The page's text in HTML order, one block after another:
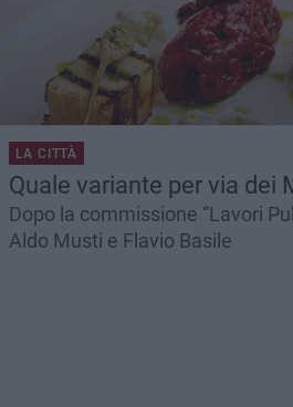
LA CITTÀ
Quale variante per via dei
Dopo la commissione “Lavori
Aldo Musti e Flavio Basile